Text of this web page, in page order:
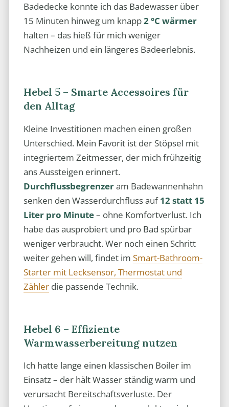
Badedecke konnte ich das Badewasser über
15 Minuten hinweg um knapp2 °C wärmer
halten – das hieß für mich weniger
Nachheizen und ein längeres Badeerlebnis.
Hebel 5 – Smarte Accessoires für
den Alltag
Kleine Investitionen machen einen großen
Unterschied. Mein Favorit ist der Stöpsel mit
integriertem Zeitmesser, der mich frühzeitig
ans Aussteigen erinnert.
Durchflussbegrenzeram Badewannenhahn
senken den Wasserdurchfluss auf12 statt 15
Liter pro Minute– ohne Komfortverlust. Ich
habe das ausprobiert und pro Bad spürbar
weniger verbraucht. Wer noch einen Schritt
weiter gehen will, findet im Smart-Bathroom-
Starter mit Lecksensor, Thermostat und
Zählerdie passende Technik.
Hebel 6 – Effiziente
Warmwasserbereitung nutzen
Ich hatte lange einen klassischen Boiler im
Einsatz – der hält Wasser ständig warm und
verursacht Bereitschaftsverluste. Der